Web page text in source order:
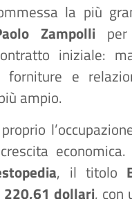
la più
Zampolli
iniziale:
forniture e
ampio.
, il titolo
220,61 dollari, con